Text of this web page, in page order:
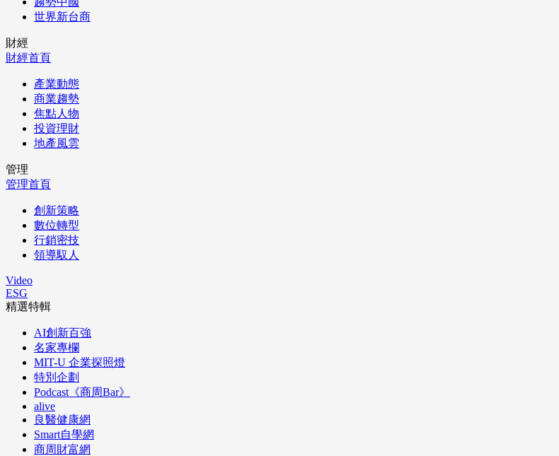
世界新台商
財經
財經首頁
產業動態
商業趨勢
焦點人物
投資理財
地產風雲
管理
管理首頁
創新策略
數位轉型
行銷密技
領導馭人
Video
ESG
精選特輯
AI創新百強
名家專欄
MIT-U 企業探照燈
特別企劃
Podcast《商周Bar》
alive
良醫健康網
Smart自學網
商周財富網